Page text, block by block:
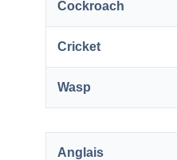
Cockroach
Cricket
Wasp
Anglais